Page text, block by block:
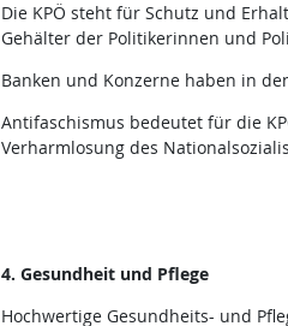
Die KPÖ steht für Schutz und
Gehälter der Politikerinnen und
Banken und Konzerne haben in
Antifaschismus bedeutet für die
Verharmlosung des
4. Gesundheit und Pflege
Hochwertige Gesundheits- und